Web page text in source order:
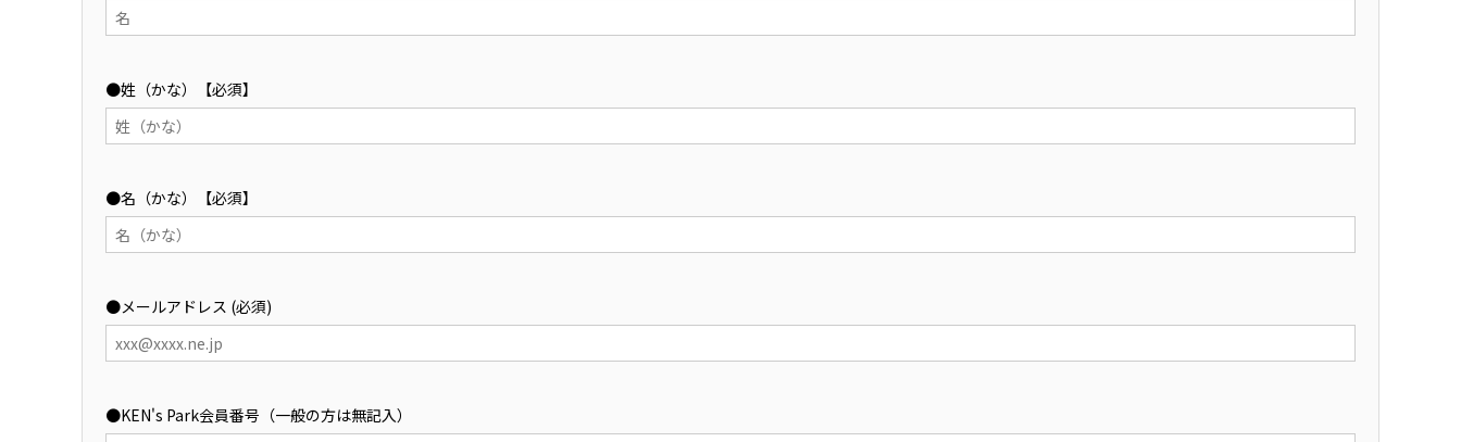
●姓（かな）【必須】
●名（かな）【必須】
●メールアドレス (必須)
●KEN's Park会員番号（一般の方は無記入）